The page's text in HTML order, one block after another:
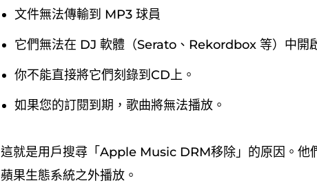
文件無法傳輸到 MP3 球員
它們無法在 DJ 軟體（Serato、Rekordbox 等）中開
你不能直接將它們刻錄到CD上。
如果您的訂閱到期，歌曲將無法播放。
這就是用戶搜尋「Apple Music DRM移除」的原因。他
蘋果生態系統之外播放。